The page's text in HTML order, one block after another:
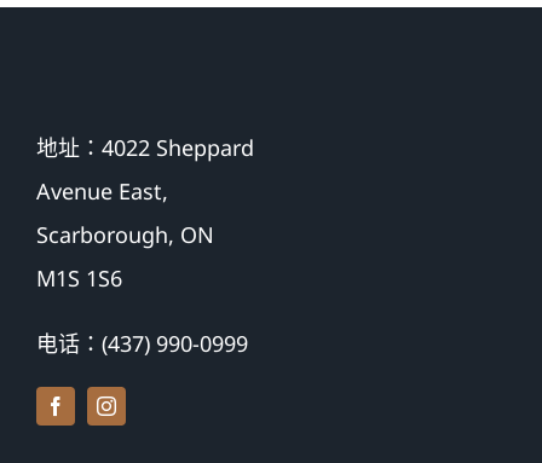
地址：4022 Sheppard
Avenue East,
Scarborough, ON
M1S 1S6
电话：(437) 990-0999